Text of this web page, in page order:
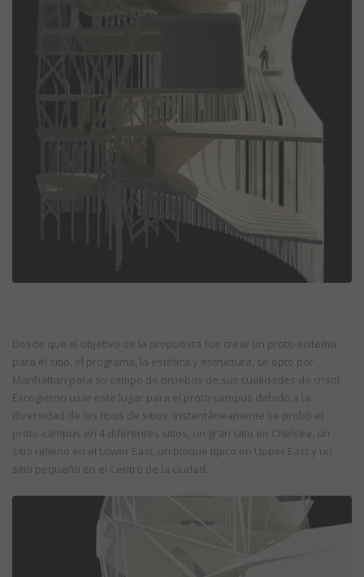
Desde que el objetivo de la propuesta fue crear un proto-sistema
para el sitio, el programa, la estética y estructura, se optó por
Manhattan para su campo de pruebas de sus cualidades de crisol.
Escogieron usar este lugar para el proto-campus debido a la
diversidad de los tipos de sitios. Instantáneamente se probó el
proto-campus en 4 diferentes sitios, un gran sitio en Chelsea, un
sitio relleno en el Lower East, un bloque típico en Upper East y un
sitio pequeño en el Centro de la ciudad.